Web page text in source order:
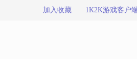
加入收藏 1K2K游戏客户